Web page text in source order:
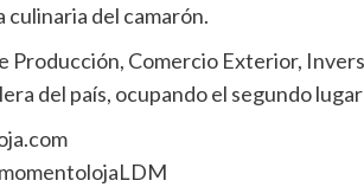
culinaria del camarón.
Producción, Comercio Exterior,
del país, ocupando el segundo